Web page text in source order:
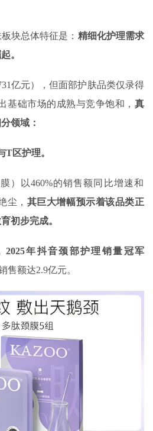
块总体特征是： 精细化护理需求
。
亿元），但‌面部护肤‌品类仅录得
基础市场的成熟与竞争饱和， 真
领域：
T区护理‌。
）以‌460%‌的销售额同比增速和‌
尘， 其巨大增幅预示着该品类正
初步完成。
2025年抖音颈部护理销量冠军
售额达2.9亿元。